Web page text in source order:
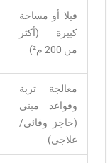
فيلا أو مساحة
كبيرة (أكثر
من 200 م²)
معالجة تربة
وقواعد مبنى
(حاجز وقائي/
علاجي)